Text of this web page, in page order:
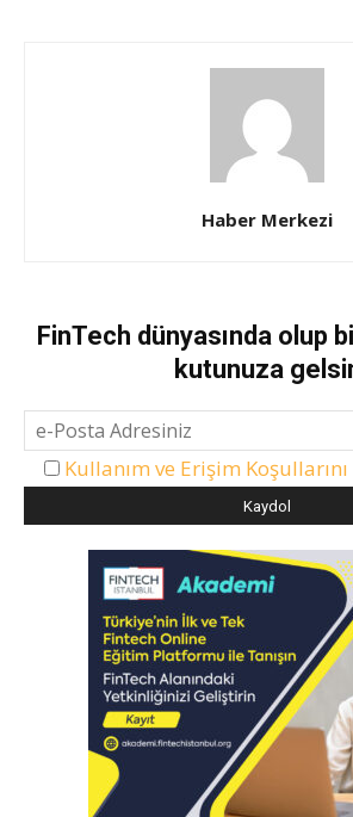
Haber Merkezi
FinTech dünyasında olup
kutunuza
Kullanım ve Erişim Koşullarını